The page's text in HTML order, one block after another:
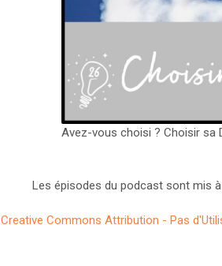
Avez-vous choisi ? Choisir sa
Les épisodes du podcast sont mis
Creative Commons Attribution - Pas